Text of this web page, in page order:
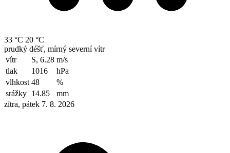
33 °C 20 °C
prudký déšť, mírný severní vítr
vítr
S, 6.28 m/s
tlak
1016
hPa
vlhkost 48
%
srážky 14.85
mm
zítra, pátek 7. 8. 2026